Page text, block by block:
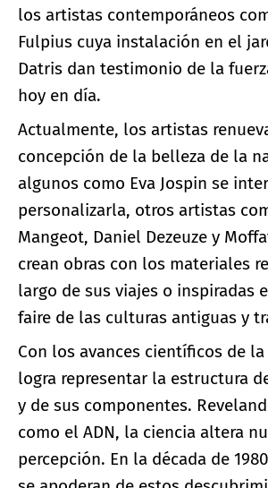
los artistas contemporáneos
Fulpius cuya instalación en el
Datris dan testimonio de la
hoy en día.
Actualmente, los artistas
concepción de la belleza de la
algunos como Eva Jospin se
personalizarla, otros artistas
Mangeot, Daniel Dezeuze y
crean obras con los materiales
largo de sus viajes o inspiradas
faire de las culturas antiguas y
Con los avances científicos de
logra representar la estructura
y de sus componentes.
como el ADN, la ciencia altera
percepción. En la década de